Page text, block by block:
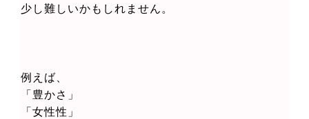
少し難しいかもしれません。
例えば、
「豊かさ」
「女性性」